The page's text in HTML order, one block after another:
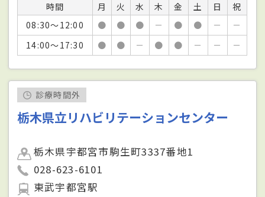
時間 月 火 水 木 金 土 日
祝
08:30～12:00
● ● ● － ● ● －
－
14:00～17:30
● ● － ● ● － － －
診療時間外
栃木県立リハビリテーションセンター
栃木県宇都宮市駒生町3337番地1
028-623-6101
東武宇都宮駅